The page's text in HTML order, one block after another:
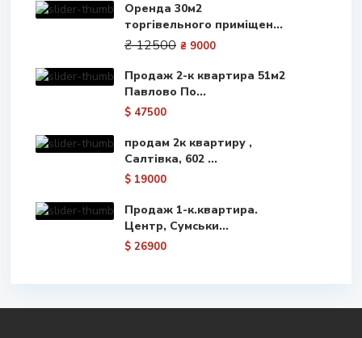
Оренда 30м2
торгівельного приміщен...
₴ 12500 ₴ 9000
Продаж 2-к квартира 51м2
Павлово По...
$ 47500
продам 2к квартиру ,
Салтівка, 602 ...
$ 19000
Продаж 1-к.квартира.
Центр, Сумськи...
$ 26900